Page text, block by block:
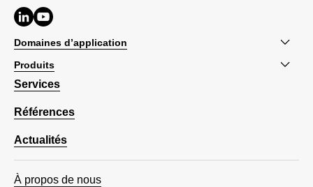
Domaines d’application
Produits
Services
Références
Actualités
À propos de nous